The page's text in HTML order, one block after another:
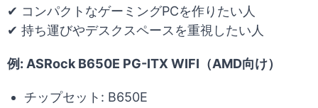
✔ コンパクトなゲーミングPCを作りたい人
✔ 持ち運びやデスクスペースを重視したい人
例: ASRock B650E PG-ITX WIFI（AMD向け）
チップセット: B650E